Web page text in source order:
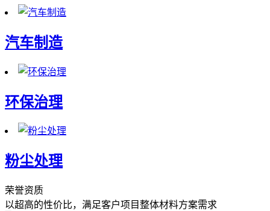
汽车制造
环保治理
粉尘处理
荣誉资质
以超高的性价比，满足客户项目整体材料方案需求